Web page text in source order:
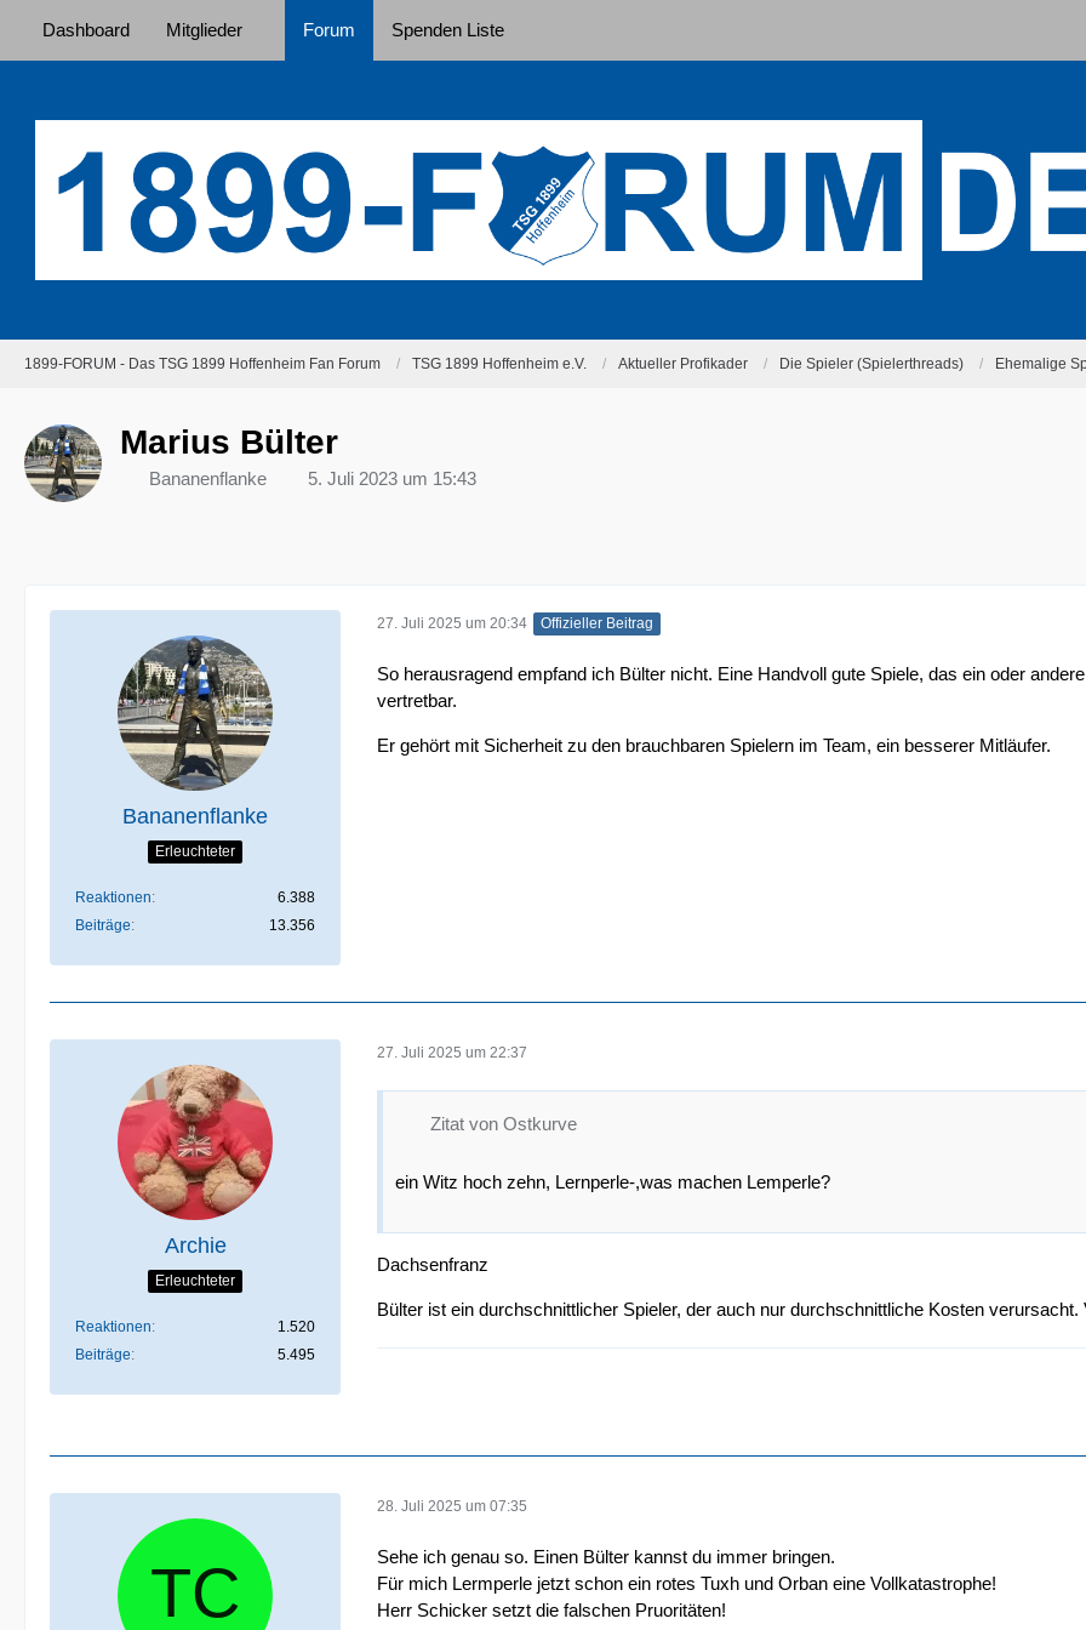
Dashboard Mitglieder Forum Spenden Liste
1899-FORUM - Das TSG 1899 Hoffenheim Fan Forum TSG 1899 Hoffenheim e.V. Aktueller Profikader Die Spieler (Spielerthreads) Ehemalige
Marius Bülter
Bananenflanke 5. Juli 2023 um 15:43
Bananenflanke
Erleuchteter
Reaktionen
6.388
Beiträge
13.356
27. Juli 2025 um 20:34 Offizieller Beitrag
So herausragend empfand ich Bülter nicht. Eine Handvoll gute Spiele, das ein oder
vertretbar.
Er gehört mit Sicherheit zu den brauchbaren Spielern im Team, ein besserer Mitläufer.
Archie
Erleuchteter
Reaktionen
1.520
Beiträge
5.495
27. Juli 2025 um 22:37
Zitat von Ostkurve
ein Witz hoch zehn, Lernperle-,was machen Lemperle?
Dachsenfranz
Bülter ist ein durchschnittlicher Spieler, der auch nur durchschnittliche Kosten
28. Juli 2025 um 07:35
Sehe ich genau so. Einen Bülter kannst du immer bringen.
Für mich Lermperle jetzt schon ein rotes Tuxh und Orban eine Vollkatastrophe!
Herr Schicker setzt die falschen Pruoritäten!